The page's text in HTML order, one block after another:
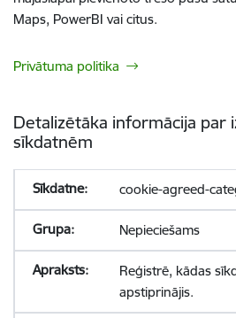
Maps, PowerBI vai citus.
Privātuma politika
Detalizētāka informācija par
sīkdatnēm
cookie-agreed-
Nepieciešams
Reģistrē, kādas
apstiprinājis.